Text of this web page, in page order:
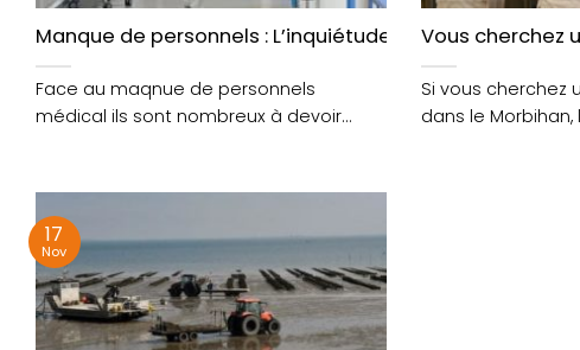
Manque de personnels : L’inquiétude grandit dans les
Face au maqnue de personnels
médical ils sont nombreux à devoir
Vous cherchez
Si vous cherchez
dans le
17
Nov